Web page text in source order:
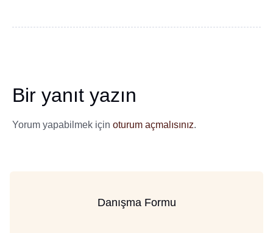
Bir yanıt yazın
Yorum yapabilmek için oturum açmalısınız.
Danışma Formu